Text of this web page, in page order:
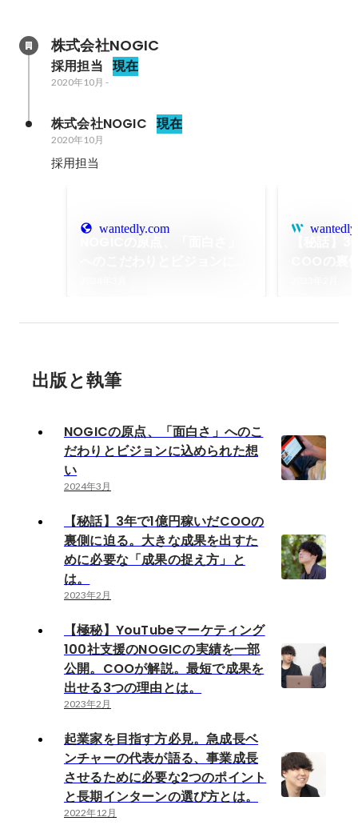
株式会社NOGIC
採用担当 現在
2020年10月 -
株式会社NOGIC 現在
2020年10月
採用担当
wantedly.com
出版と執筆
NOGICの原点、「面白さ」へのこ
だわりとビジョンに込められた想
い
2024年3月
【秘話】3年で1億円稼いだCOOの
裏側に迫る。大きな成果を出すた
めに必要な「成果の捉え方」と
は。
2023年2月
【極秘】YouTubeマーケティング
100社支援のNOGICの実績を一部
公開。COOが解説。最短で成果を
出せる3つの理由とは。
2023年2月
起業家を目指す方必見。急成長ベ
ンチャーの代表が語る、事業成長
させるために必要な2つのポイント
と長期インターンの選び方とは。
2022年12月